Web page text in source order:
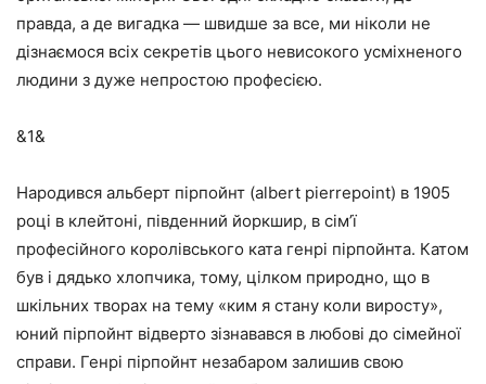
правда, а де вигадка — швидше за все, ми ніколи не
дізнаємося всіх секретів цього невисокого усміхненого
людини з дуже непростою професією.
&1&
Народився альберт пірпойнт (albert pierrepoint) в 1905
році в клейтоні, південний йоркшир, в сім’ї
професійного королівського ката генрі пірпойнта. Катом
був і дядько хлопчика, тому, цілком природно, що в
шкільних творах на тему «ким я стану коли виросту»,
юний пірпойнт відверто зізнавався в любові до сімейної
справи. Генрі пірпойнт незабаром залишив свою